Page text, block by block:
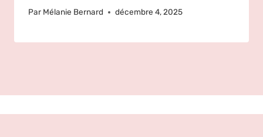
Par Mélanie Bernard décembre 4, 2025